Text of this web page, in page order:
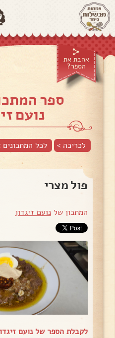
אהבת את
הספר?
ספר
נועם
לכריכה > לכל המתכונים
פול מצרי
המתכון שלנועם זיגדון
לקבלת הספר של נועם